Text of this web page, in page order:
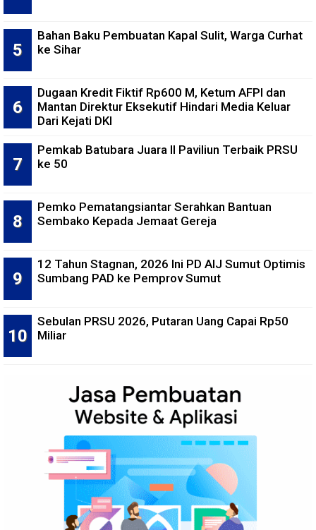
Bahan Baku Pembuatan Kapal Sulit, Warga Curhat
ke Sihar
Dugaan Kredit Fiktif Rp600 M, Ketum AFPI dan
Mantan Direktur Eksekutif Hindari Media Keluar
Dari Kejati DKI
Pemkab Batubara Juara II Paviliun Terbaik PRSU
ke 50
Pemko Pematangsiantar Serahkan Bantuan
Sembako Kepada Jemaat Gereja
12 Tahun Stagnan, 2026 Ini PD AIJ Sumut Optimis
Sumbang PAD ke Pemprov Sumut
Sebulan PRSU 2026, Putaran Uang Capai Rp50
Miliar